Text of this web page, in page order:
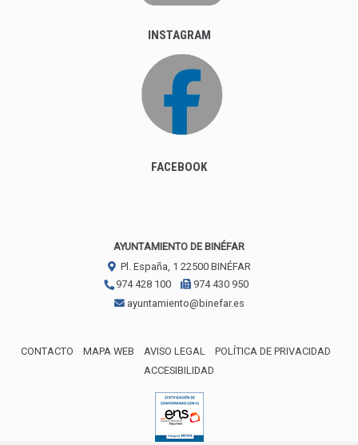
INSTAGRAM
FACEBOOK
AYUNTAMIENTO DE BINÉFAR
Pl. España, 1 22500 BINÉFAR
974 428 100
974 430 950
ayuntamiento@binefar.es
CONTACTO MAPA WEB AVISO LEGAL
POLÍTICA DE PRIVACIDAD
ACCESIBILIDAD